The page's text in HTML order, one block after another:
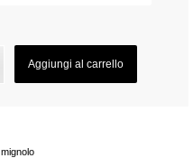
Aggiungi al carrello
,mignolo